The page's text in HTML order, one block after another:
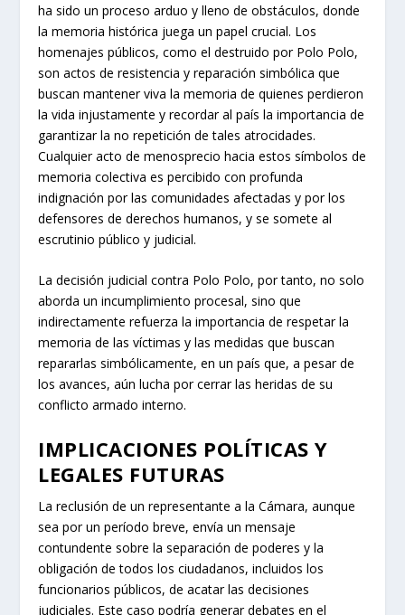
ha sido un proceso arduo y lleno de obstáculos, donde
la memoria histórica juega un papel crucial. Los
homenajes públicos, como el destruido por Polo Polo,
son actos de resistencia y reparación simbólica que
buscan mantener viva la memoria de quienes perdieron
la vida injustamente y recordar al país la importancia de
garantizar la no repetición de tales atrocidades.
Cualquier acto de menosprecio hacia estos símbolos de
memoria colectiva es percibido con profunda
indignación por las comunidades afectadas y por los
defensores de derechos humanos, y se somete al
escrutinio público y judicial.
La decisión judicial contra Polo Polo, por tanto, no solo
aborda un incumplimiento procesal, sino que
indirectamente refuerza la importancia de respetar la
memoria de las víctimas y las medidas que buscan
repararlas simbólicamente, en un país que, a pesar de
los avances, aún lucha por cerrar las heridas de su
conflicto armado interno.
IMPLICACIONES POLÍTICAS Y
LEGALES FUTURAS
La reclusión de un representante a la Cámara, aunque
sea por un período breve, envía un mensaje
contundente sobre la separación de poderes y la
obligación de todos los ciudadanos, incluidos los
funcionarios públicos, de acatar las decisiones
judiciales. Este caso podría generar debates en el